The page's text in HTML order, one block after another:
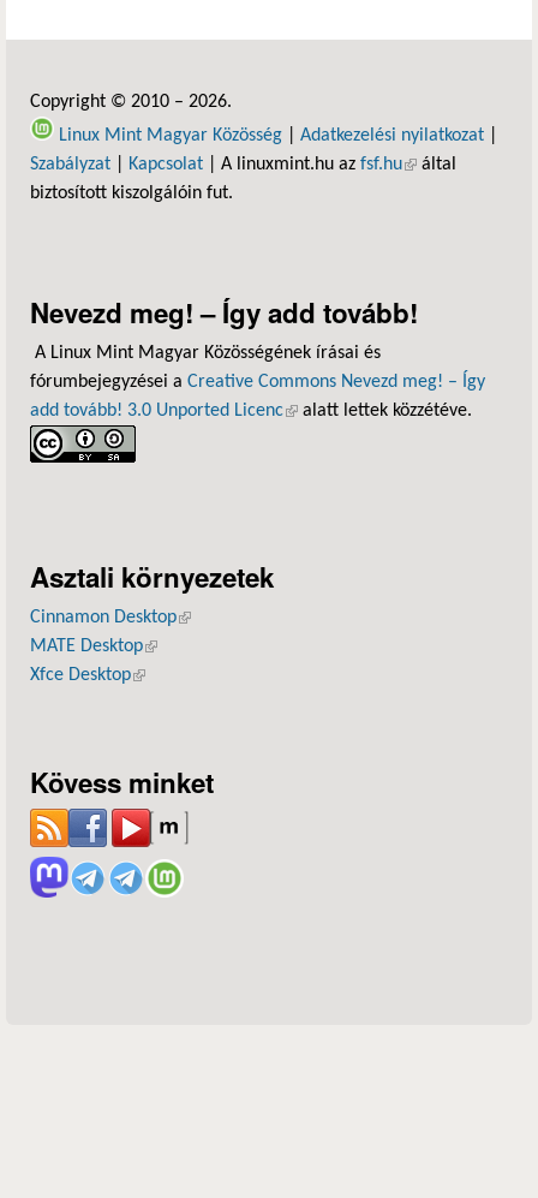
Copyright © 2010 – 2026.
Linux Mint Magyar Közösség
Adatkezelési nyilatkozat
Szabályzat
Kapcsolat | A linuxmint.hu az fsf.hu(külső hivatkozás)
által
biztosított kiszolgálóin fut.
Nevezd meg! – Így add tovább!
A Linux Mint Magyar Közösségének írásai és
fórumbejegyzései a Creative Commons Nevezd meg! – Így
add tovább! 3.0 Unported Licenc(külső hivatkozás)
alatt lettek közzétéve.
Asztali környezetek
Cinnamon Desktop(külső hivatkozás)
MATE Desktop(külső hivatkozás)
Xfce Desktop(külső hivatkozás)
Kövess minket